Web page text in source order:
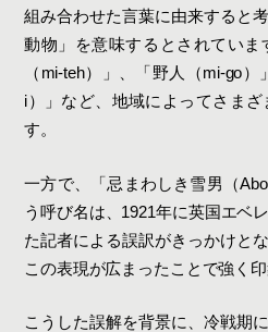
組み合わせた言葉に由来すると
動物」を意味するとされていま
（mi-teh）」、「野人（mi-go
i）」など、地域によってさま
す。
一方で、「忌まわしき雪男（
う呼び名は、1921年に英国エベ
た記者による誤訳がきっかけと
この表現が広まったことで強く
こうした誤解を背景に、冷戦期